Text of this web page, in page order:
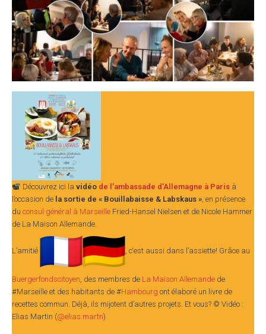
Découvrez ici la vidéo de l’ambassade d’Allemagne à Parisà
l’occasion de la sortie de « Bouillabaisse & Labskaus » , en présence
du consul général à Marseille Fried-Hansel Nielsen et de Nicole Hammer
de La Maison Allemande.
L’amitié , c‘est aussi dans l’assiette! Grâce au
Buergerfondscitoyen , des membres de La Maison Allemande de
#Marseille et des habitants de #Hambourg ont élaboré un livre de
recettes commun. Déjà, ils mijotent d’autres projets. Et vous? © Vidéo :
Elias Martin (@elias.martn)